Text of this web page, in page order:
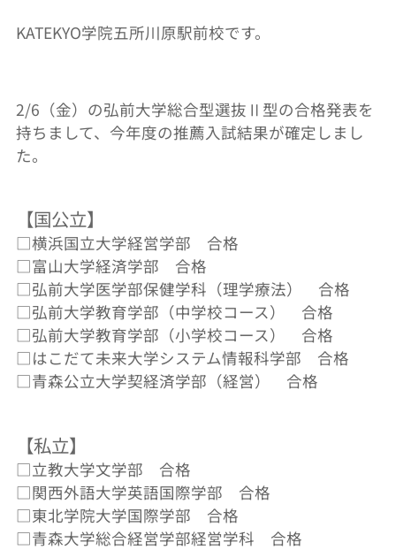
KATEKYO学院五所川原駅前校です。
2/6（金）の弘前大学総合型選抜Ⅱ型の合格発表を
持ちまして、今年度の推薦入試結果が確定しまし
た。
【国公立】
□横浜国立大学経営学部 合格
□富山大学経済学部 合格
□弘前大学医学部保健学科（理学療法） 合格
□弘前大学教育学部（中学校コース） 合格
□弘前大学教育学部（小学校コース） 合格
□はこだて未来大学システム情報科学部 合格
□青森公立大学契経済学部（経営） 合格
【私立】
□立教大学文学部 合格
□関西外語大学英語国際学部 合格
□東北学院大学国際学部 合格
□青森大学総合経営学部経営学科 合格